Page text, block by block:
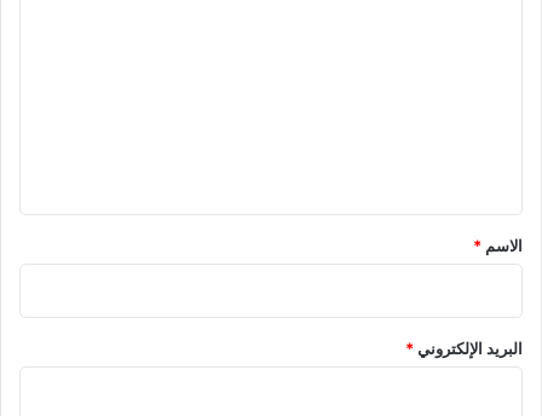
*
الاسم *
البريد الإلكتروني*